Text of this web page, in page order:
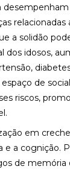
relacionadas
a solidão
dos idosos,
de
riscos,
em
e a cognição.
de memória